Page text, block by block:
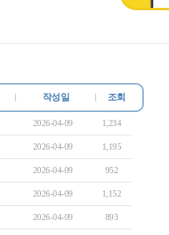
작성일 조회
2026-04-09 1,234
2026-04-09 1,195
2026-04-09 952
2026-04-09 1,152
2026-04-09 893